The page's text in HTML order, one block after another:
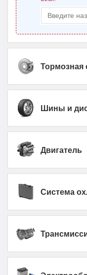
Тормозная
Шины и
Двигатель
Система